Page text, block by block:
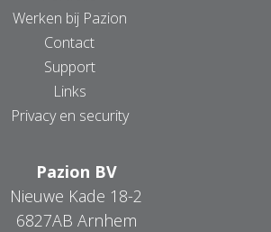
Werken bij Pazion
Contact
Support
Links
Privacy en security
Pazion BV
Nieuwe Kade 18-2
6827AB Arnhem